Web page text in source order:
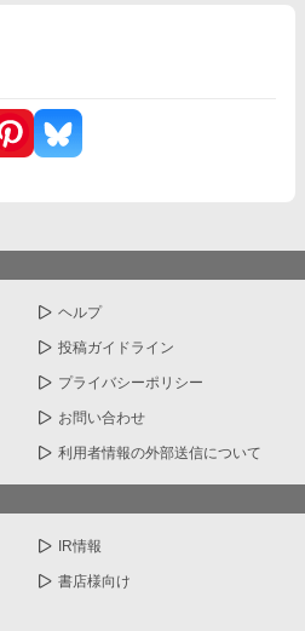
ヘルプ
投稿ガイドライン
プライバシーポリシー
お問い合わせ
利用者情報の外部送信について
IR情報
書店様向け